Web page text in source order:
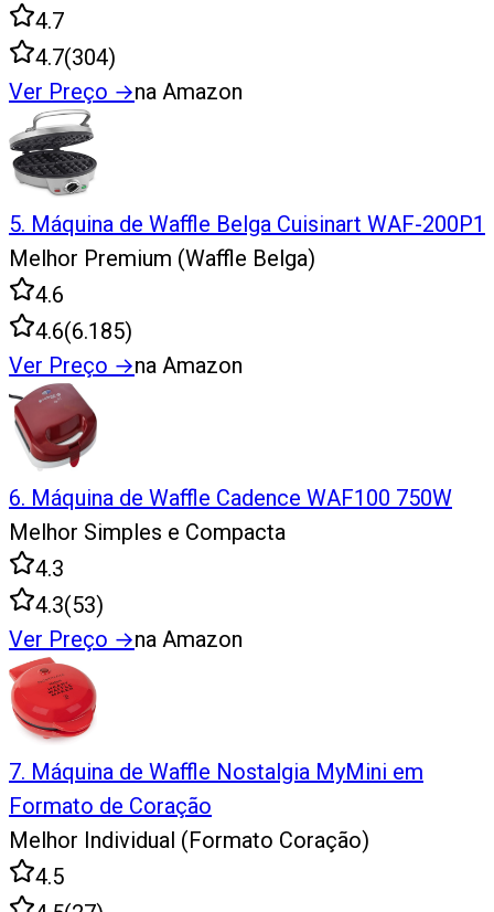
4.7
4.7(304)
Ver Preço →na Amazon
5. Máquina de Waffle Belga Cuisinart WAF-200P1
Melhor Premium (Waffle Belga)
4.6
4.6(6.185)
Ver Preço →na Amazon
6. Máquina de Waffle Cadence WAF100 750W
Melhor Simples e Compacta
4.3
4.3(53)
Ver Preço →na Amazon
7. Máquina de Waffle Nostalgia MyMini em
Formato de Coração
Melhor Individual (Formato Coração)
4.5